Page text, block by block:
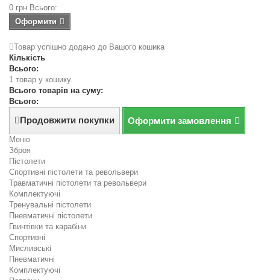
0 грн Всього:
Оформити
Товар успішно додано до Вашого кошика
Кількість
Всього:
1 товар у кошику.
Всього товарів на суму:
Всього:
Продовжити покупки Оформити замовлення
Меню
Зброя
Пістолети
Спортивні пістолети та револьвери
Травматичні пістолети та револьвери
Комплектуючі
Тренувальні пістолети
Пневматичні пістолети
Гвинтівки та карабіни
Спортивні
Мисливські
Пневматичні
Комплектуючі